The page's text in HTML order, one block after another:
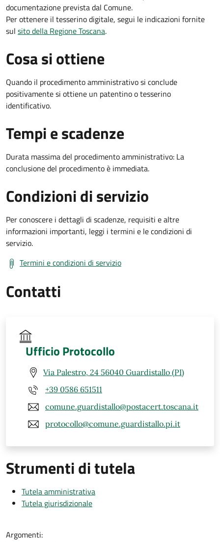
documentazione prevista dal Comune.
Per ottenere il tesserino digitale, segui le indicazioni fornite
sul sito della Regione Toscana.
Cosa si ottiene
Quando il procedimento amministrativo si conclude
positivamente si ottiene un patentino o tesserino
identificativo.
Tempi e scadenze
Durata massima del procedimento amministrativo: La
conclusione del procedimento è immediata.
Condizioni di servizio
Per conoscere i dettagli di scadenze, requisiti e altre
informazioni importanti, leggi i termini e le condizioni di
servizio.
Termini e condizioni di servizio
Contatti
Ufficio Protocollo
Via Palestro, 24 56040 Guardistallo (PI)
+39 0586 651511
comune.guardistallo@postacert.toscana.it
protocollo@comune.guardistallo.pi.it
Strumenti di tutela
Tutela amministrativa
Tutela giurisdizionale
Argomenti: